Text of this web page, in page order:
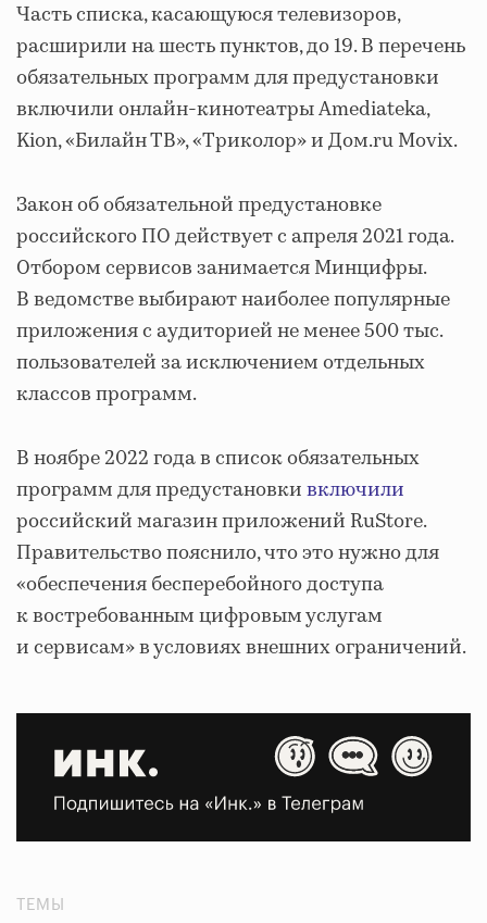
Часть списка, касающуюся телевизоров,
расширили на шесть пунктов, до 19. В перечень
обязательных программ для предустановки
включили онлайн-кинотеатры Amediateka,
Kion, «Билайн ТВ», «Триколор» и Дом.ru Movix.
Закон об обязательной предустановке
российского ПО действует с апреля 2021 года.
Отбором сервисов занимается Минцифры.
В ведомстве выбирают наиболее популярные
приложения с аудиторией не менее 500 тыс.
пользователей за исключением отдельных
классов программ.
В ноябре 2022 года в список обязательных
программ для предустановкивключили
российский магазин приложений RuStore.
Правительство пояснило, что это нужно для
«обеспечения бесперебойного доступа
к востребованным цифровым услугам
и сервисам» в условиях внешних ограничений.
ТЕМЫ